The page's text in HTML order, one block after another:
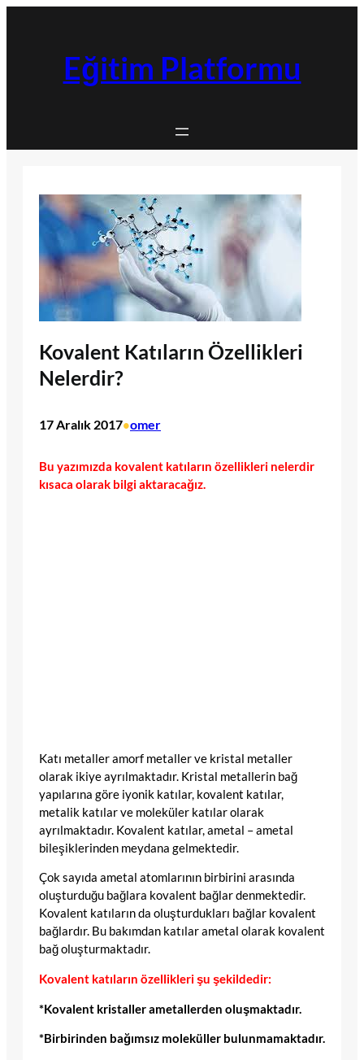
Eğitim Platformu
Kovalent Katıların Özellikleri
Nelerdir?
17 Aralık 2017•omer
Bu yazımızda kovalent katıların özellikleri nelerdir
kısaca olarak bilgi aktaracağız.
Katı metaller amorf metaller ve kristal metaller
olarak ikiye ayrılmaktadır. Kristal metallerin bağ
yapılarına göre iyonik katılar, kovalent katılar,
metalik katılar ve moleküler katılar olarak
ayrılmaktadır. Kovalent katılar, ametal – ametal
bileşiklerinden meydana gelmektedir.
Çok sayıda ametal atomlarının birbirini arasında
oluşturduğu bağlara kovalent bağlar denmektedir.
Kovalent katıların da oluşturdukları bağlar kovalent
bağlardır. Bu bakımdan katılar ametal olarak kovalent
bağ oluşturmaktadır.
Kovalent katıların özellikleri şu şekildedir:
*Kovalent kristaller ametallerden oluşmaktadır.
*Birbirinden bağımsız moleküller bulunmamaktadır.